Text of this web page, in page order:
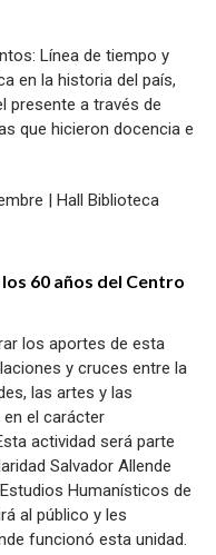
Línea de tiempo y
en la historia del país,
presente a través de
que hicieron docencia e
| Hall Biblioteca
60 años del Centro
los aportes de esta
y cruces entre la
las artes y las
el carácter
actividad será parte
Salvador Allende
Humanísticos de
al público y les
funcionó esta unidad.